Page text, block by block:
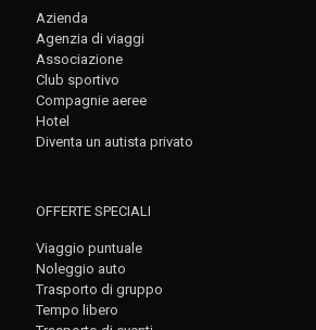
Azienda
Agenzia di viaggi
Associazione
Club sportivo
Compagnie aeree
Hotel
Diventa un autista privato
OFFERTE SPECIALI
Viaggio puntuale
Noleggio auto
Trasporto di gruppo
Tempo libero